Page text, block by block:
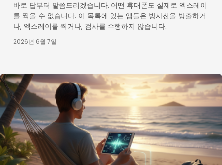
바로 답부터 말씀드리겠습니다. 어떤 휴대폰도 실제로 엑스레이
를 찍을 수 없습니다. 이 목록에 있는 앱들은 방사선을 방출하거
나, 엑스레이를 찍거나, 검사를 수행하지 않습니다.
2026년 6월 7일